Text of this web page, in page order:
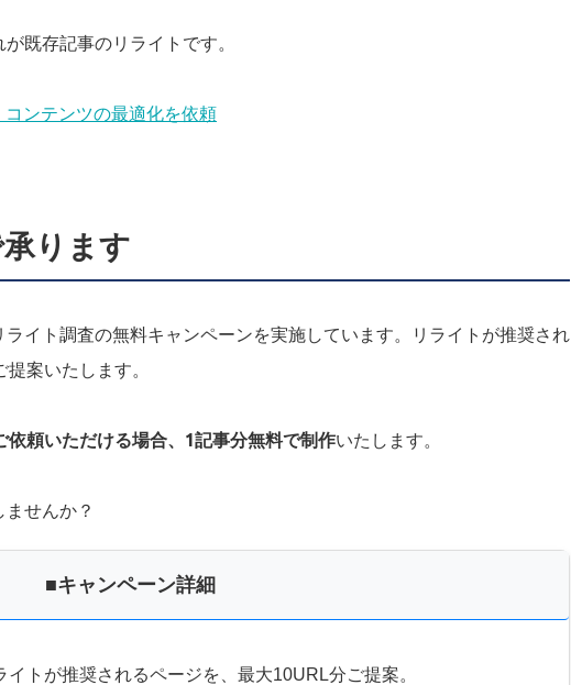
既存記事のリライトです。
ンテンツの最適化を依頼
ります
イト調査の無料キャンペーンを実施しています。リライトが推奨され
案いたします。
依頼いただける場合、1記事分無料で制作いたします。
せんか？
■キャンペーン詳細
イトが推奨されるページを、最大10URL分ご提案。